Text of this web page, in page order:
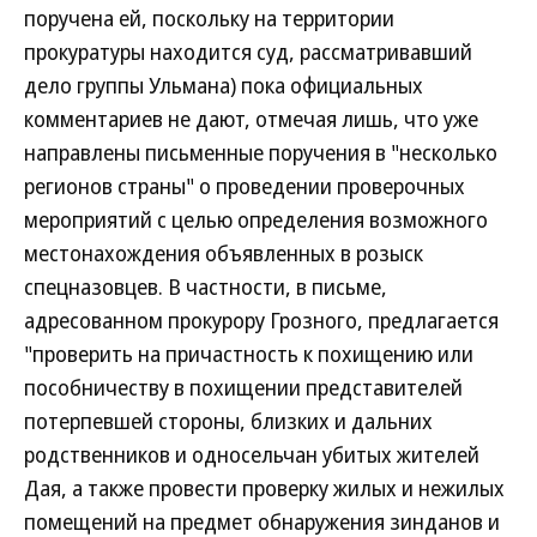
поручена ей, поскольку на территории
прокуратуры находится суд, рассматривавший
дело группы Ульмана) пока официальных
комментариев не дают, отмечая лишь, что уже
направлены письменные поручения в "несколько
регионов страны" о проведении проверочных
мероприятий с целью определения возможного
местонахождения объявленных в розыск
спецназовцев. В частности, в письме,
адресованном прокурору Грозного, предлагается
"проверить на причастность к похищению или
пособничеству в похищении представителей
потерпевшей стороны, близких и дальних
родственников и односельчан убитых жителей
Дая, а также провести проверку жилых и нежилых
помещений на предмет обнаружения зинданов и